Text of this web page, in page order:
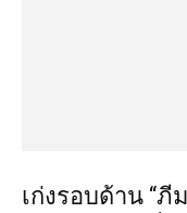
เก่งรอบด้าน “